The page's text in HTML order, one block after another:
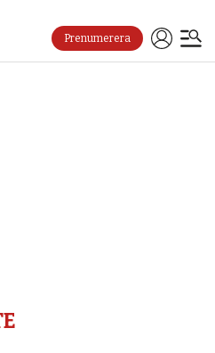
Prenumerera